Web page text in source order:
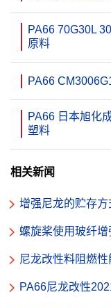
PA66 70G30L
原料
PA66
PA66 日本旭化
塑料
相关新闻
增强尼龙的贮存方
螺旋桨使用玻纤增
尼龙改性料阻燃
PA66尼龙改性